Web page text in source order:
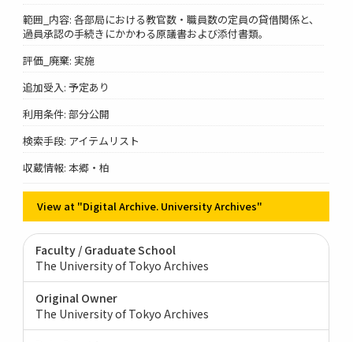
範囲_内容: 各部局における教官数・職員数の定員の貸借関係と、
過員承認の手続きにかかわる原議書および添付書類。
評価_廃棄: 実施
追加受入: 予定あり
利用条件: 部分公開
検索手段: アイテムリスト
収蔵情報: 本郷・柏
View at "Digital Archive. University Archives"
Faculty / Graduate School
The University of Tokyo Archives
Original Owner
The University of Tokyo Archives